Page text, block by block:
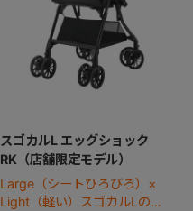
スゴカルL エッグショック
RK（店舗限定モデル）
Large（シートひろびろ）×
Light（軽い）スゴカルLのス